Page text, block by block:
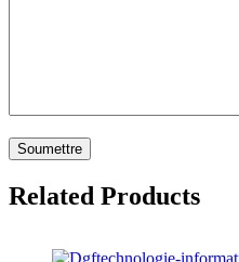
Related Products